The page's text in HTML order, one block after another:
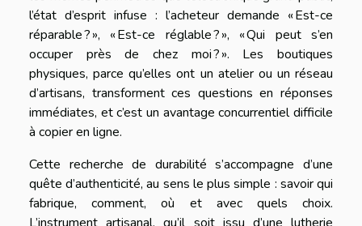
l’état d’esprit infuse : l’acheteur demande « Est-ce
réparable ? », « Est-ce réglable ? », « Qui peut s’en
occuper près de chez moi ? ». Les boutiques
physiques, parce qu’elles ont un atelier ou un réseau
d’artisans, transforment ces questions en réponses
immédiates, et c’est un avantage concurrentiel difficile
à copier en ligne.
Cette recherche de durabilité s’accompagne d’une
quête d’authenticité, au sens le plus simple : savoir qui
fabrique, comment, où et avec quels choix.